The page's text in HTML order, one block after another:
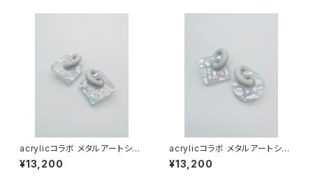
acrylicコラボ メタルアートシリ
ーズ（シャーベット系）AMS-M
M26003
¥13,200
acrylicコラボ メタルアートシリ
ーズ（シャーベット系）AMS-M
M26002
¥13,200